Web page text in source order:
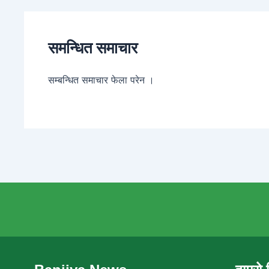
समन्धित समाचार
सम्बन्धित समाचार फेला परेन ।